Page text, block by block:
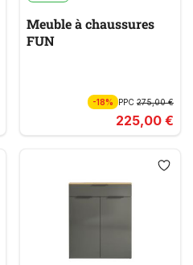
Meuble à chaussures
FUN
-18% PPC275,00 €
225,00 €